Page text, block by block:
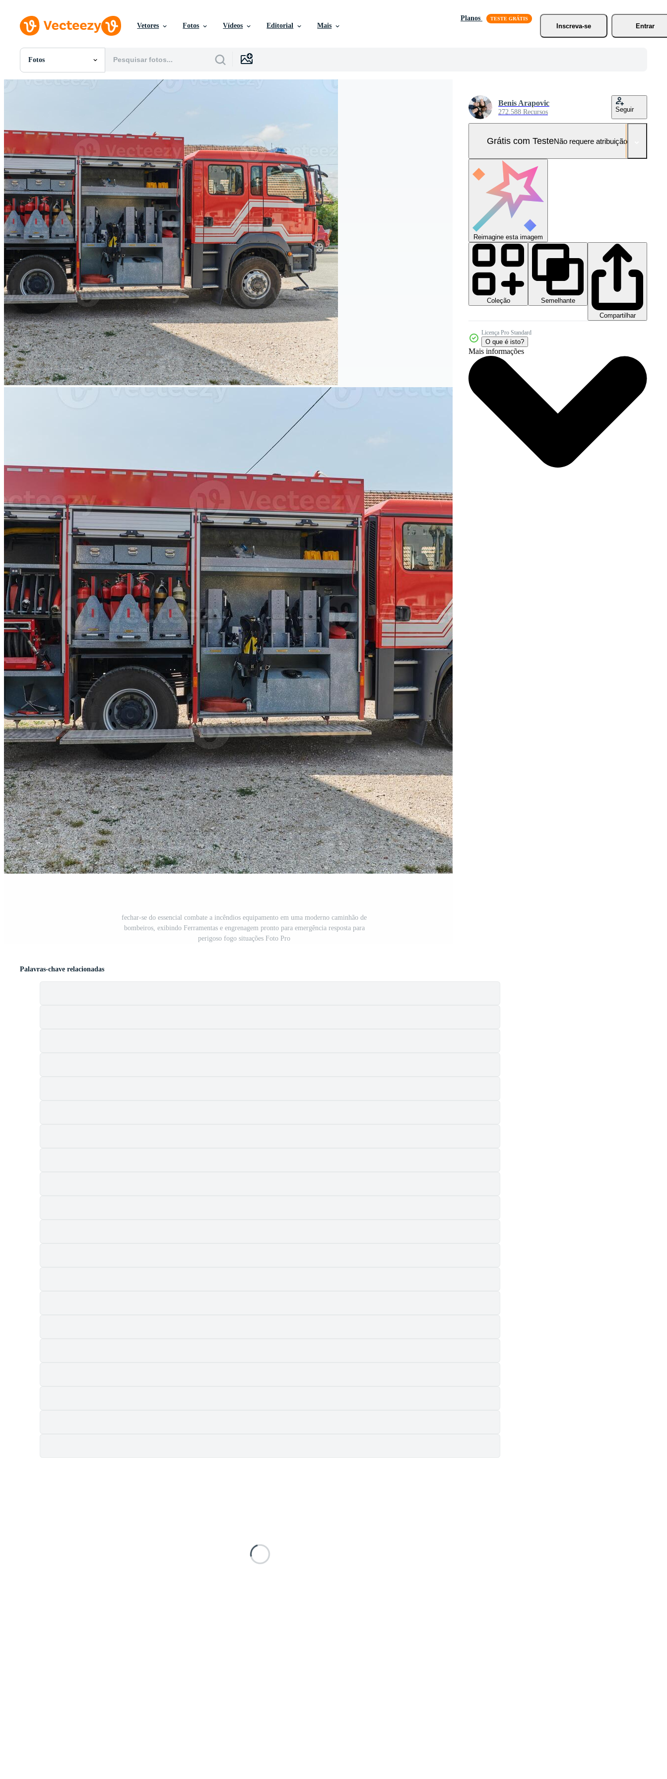
Vetores Fotos Vídeos Editorial Mais
Planos
Inscreva-se
Entrar
Fotos
Todas Imagens
Vetores
Motion graphics
Imagens Editoriais
Eventos Editoriais
fechar-se do essencial combate a incêndios equipamento em uma moderno caminhão de
bombeiros, exibindo Ferramentas e engrenagem pronto para emergência resposta para
perigoso fogo situações Foto Pro
Benis Arapovic
272.588 Recursos Seguir
Grátis com TesteNão requere atribuição!
Reimagine esta imagem
Coleção
Semelhante
Compartilhar
Licença Pro Standard
O que é isto?
Mais informações
Palavras-chave relacionadas